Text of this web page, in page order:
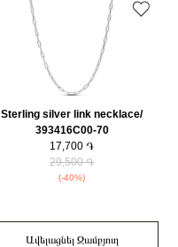
Sterling silver link necklace/
393416C00-70
17,700 ֏
29,500 ֏
(-40%)
Ավելացնել Զամբյուղ